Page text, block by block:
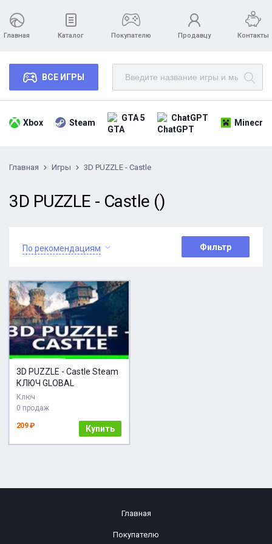
Главная Каталог Покупателю Продавцу Контакты
ВСЕ ИГРЫ
Xbox Steam GTA 5 ChatGPT
Главная Игры 3D PUZZLE - Castle
3D PUZZLE - Castle ()
По рекомендациям Фильтр
3D PUZZLE - Castle Steam
КЛЮЧ GLOBAL
Ключ
0 продаж
209 ₽ Купить
Главная
Покупателю